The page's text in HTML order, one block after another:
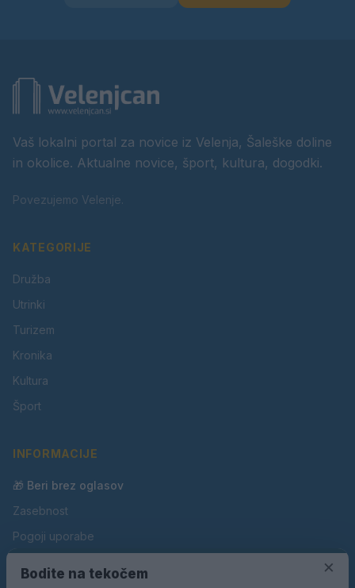
Vaš lokalni portal za novice iz Velenja, Šaleške doline
in okolice. Aktualne novice, šport, kultura, dogodki.
Povezujemo Velenje.
KATEGORIJE
Družba
Utrinki
Turizem
Kronika
Kultura
Šport
INFORMACIJE
🎁 Beri brez oglasov
Zasebnost
Pogoji uporabe
×
Bodite na tekočem